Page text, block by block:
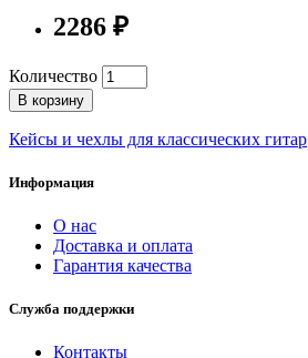
2286 ₽
Количество
В корзину
Кейсы и чехлы для классических гитар
Информация
О нас
Доставка и оплата
Гарантия качества
Служба поддержки
Контакты